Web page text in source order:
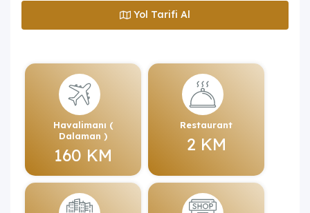
Yol Tarifi Al
Havalimanı (
Dalaman )
160 KM
Restaurant
2 KM